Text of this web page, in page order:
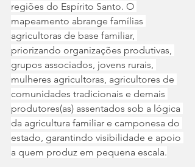
regiões do Espírito Santo. O
mapeamento abrange famílias
agricultoras de base familiar,
priorizando organizações produtivas,
grupos associados, jovens rurais,
mulheres agricultoras, agricultores de
comunidades tradicionais e demais
produtores(as) assentados sob a lógica
da agricultura familiar e camponesa do
estado, garantindo visibilidade e apoio
a quem produz em pequena escala.